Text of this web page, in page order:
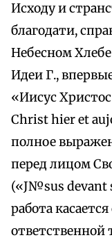
Исходу и
благодати,
Небесном
Идеи Г.,
«Иисус
Christ hier et
полное
перед лицом
(«J№sus devant
работа